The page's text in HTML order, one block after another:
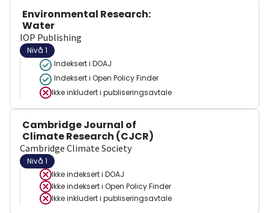
Environmental Research:
Water
IOP Publishing
Nivå 1
Indeksert i DOAJ
Indeksert i Open Policy Finder
Ikke inkludert i publiseringsavtale
Cambridge Journal of
Climate Research (CJCR)
Cambridge Climate Society
Nivå 1
Ikke indeksert i DOAJ
Ikke indeksert i Open Policy Finder
Ikke inkludert i publiseringsavtale